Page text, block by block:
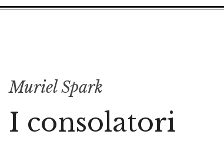
Muriel Spark
I consolatori